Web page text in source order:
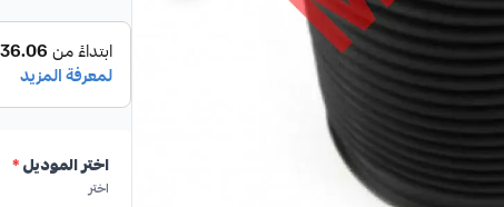
تويوتا برادو VX (موديلات 2003-2009)
هيدروليكي موثوق به.
اختر الموديل*
اختر